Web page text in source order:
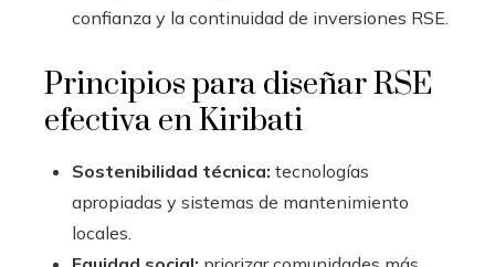
confianza y la continuidad de inversiones RSE.
Principios para diseñar RSE
efectiva en Kiribati
Sostenibilidad técnica: tecnologías
apropiadas y sistemas de mantenimiento
locales.